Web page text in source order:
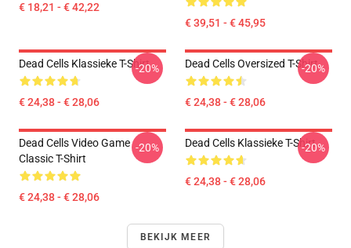
€ 18,21 - € 42,22
€ 39,51 - € 45,95
Dead Cells Klassieke T-Shirt
€ 24,38 - € 28,06
-20% Dead Cells Oversized T-Shirt
€ 24,38 - € 28,06
-20%
Dead Cells Video Game
Classic T-Shirt
€ 24,38 - € 28,06
-20% Dead Cells Klassieke T-Shirt
€ 24,38 - € 28,06
-20%
BEKIJK MEER